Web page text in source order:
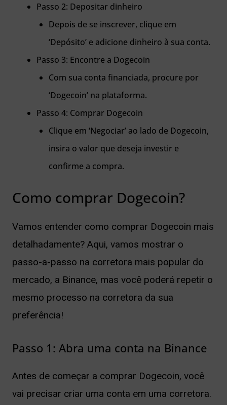
Passo 2: Depositar dinheiro
Depois de se inscrever, clique em
‘Depósito’ e adicione dinheiro à sua conta.
Passo 3: Encontre a Dogecoin
Com sua conta financiada, procure por
‘Dogecoin’ na plataforma.
Passo 4: Comprar Dogecoin
Clique em ‘Negociar’ ao lado de Dogecoin,
insira o valor que deseja investir e
confirme a compra.
Como comprar Dogecoin?
Vamos entender como comprar Dogecoin mais
detalhadamente? Aqui, vamos mostrar o
passo-a-passo na corretora mais popular do
mercado, a Binance, mas você poderá repetir o
mesmo processo na corretora da sua
preferência!
Passo 1: Abra uma conta na Binance
Antes de começar a comprar Dogecoin, você
vai precisar criar uma conta em uma corretora.